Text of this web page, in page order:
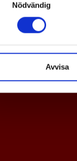
Nödvändig
Avvisa